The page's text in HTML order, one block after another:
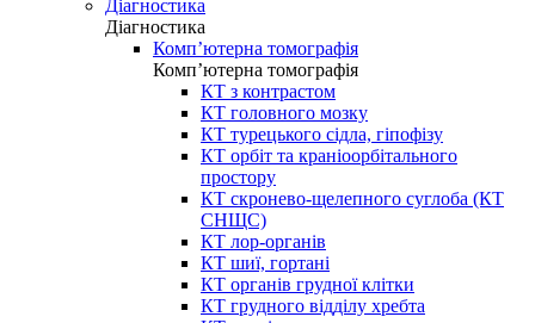
Діагностика
Діагностика
Комп’ютерна томографія
Комп’ютерна томографія
КТ з контрастом
КТ головного мозку
КТ турецького сідла, гіпофізу
КТ орбіт та краніоорбітального
простору
КТ скронево-щелепного суглоба (КТ
СНЩС)
КТ лор-органів
КТ шиї, гортані
КТ органів грудної клітки
КТ грудного відділу хребта